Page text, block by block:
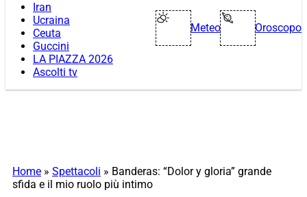
Iran
Ucraina
Ceuta
Guccini
LA PIAZZA 2026
Ascolti tv
Meteo Oroscopo
Home » Spettacoli » Banderas: “Dolor y gloria” grande
sfida e il mio ruolo più intimo